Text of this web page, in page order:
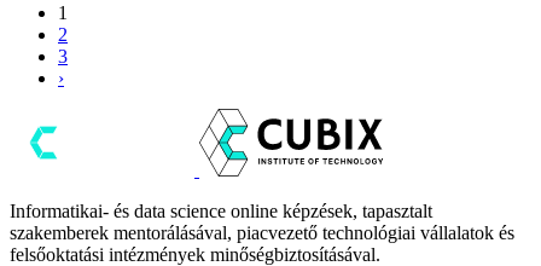
1
2
3
›
Informatikai- és data science online képzések, tapasztalt
szakemberek mentorálásával, piacvezető technológiai vállalatok és
felsőoktatási intézmények minőségbiztosításával.